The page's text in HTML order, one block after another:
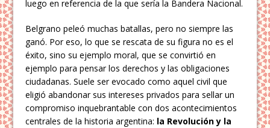
luego en referencia de la que sería la Bandera Nacional.
Belgrano peleó muchas batallas, pero no siempre las
ganó. Por eso, lo que se rescata de su figura no es el
éxito, sino su ejemplo moral, que se convirtió en
ejemplo para pensar los derechos y las obligaciones
ciudadanas. Suele ser evocado como aquel civil que
eligió abandonar sus intereses privados para sellar un
compromiso inquebrantable con dos acontecimientos
centrales de la historia argentina: la Revolución y la